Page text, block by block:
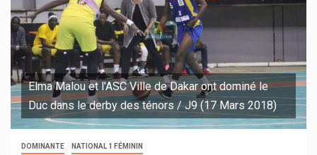
Elma Malou et l'ASC Ville de Dakar ont dominé le
Duc dans le derby des ténors / J9 (17 Mars 2018)
DOMINANTE NATIONAL 1 FÉMININ